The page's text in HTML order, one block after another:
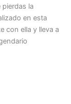
la
en esta
con ella y lleva a